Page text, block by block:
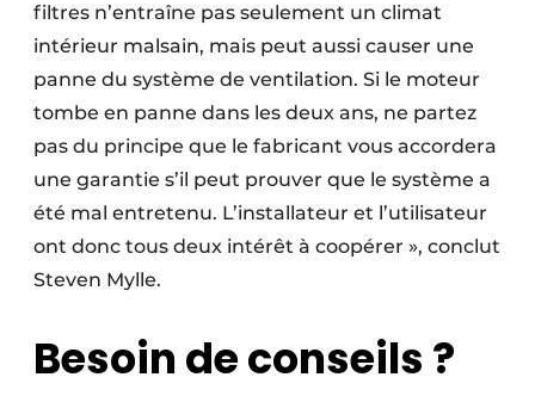
filtres n’entraîne pas seulement un climat
intérieur malsain, mais peut aussi causer une
panne du système de ventilation. Si le moteur
tombe en panne dans les deux ans, ne partez
pas du principe que le fabricant vous accordera
une garantie s’il peut prouver que le système a
été mal entretenu. L’installateur et l’utilisateur
ont donc tous deux intérêt à coopérer », conclut
Steven Mylle.
Besoin de conseils ?